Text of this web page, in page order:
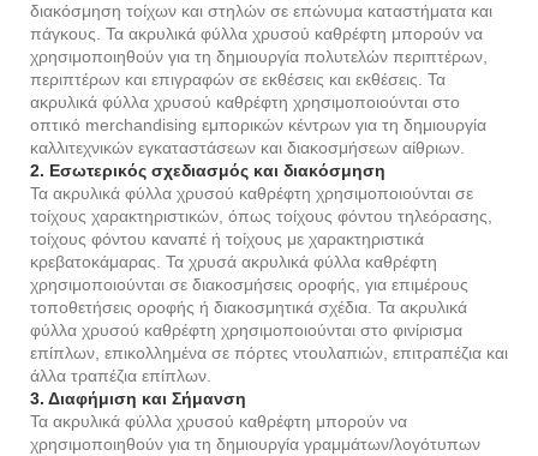
διακόσμηση τοίχων και στηλών σε επώνυμα καταστήματα και
πάγκους. Τα ακρυλικά φύλλα χρυσού καθρέφτη μπορούν να
χρησιμοποιηθούν για τη δημιουργία πολυτελών περιπτέρων,
περιπτέρων και επιγραφών σε εκθέσεις και εκθέσεις. Τα
ακρυλικά φύλλα χρυσού καθρέφτη χρησιμοποιούνται στο
οπτικό merchandising εμπορικών κέντρων για τη δημιουργία
καλλιτεχνικών εγκαταστάσεων και διακοσμήσεων αίθριων.
2. Εσωτερικός σχεδιασμός και διακόσμηση
Τα ακρυλικά φύλλα χρυσού καθρέφτη χρησιμοποιούνται σε
τοίχους χαρακτηριστικών, όπως τοίχους φόντου τηλεόρασης,
τοίχους φόντου καναπέ ή τοίχους με χαρακτηριστικά
κρεβατοκάμαρας. Τα χρυσά ακρυλικά φύλλα καθρέφτη
χρησιμοποιούνται σε διακοσμήσεις οροφής, για επιμέρους
τοποθετήσεις οροφής ή διακοσμητικά σχέδια. Τα ακρυλικά
φύλλα χρυσού καθρέφτη χρησιμοποιούνται στο φινίρισμα
επίπλων, επικολλημένα σε πόρτες ντουλαπιών, επιτραπέζια και
άλλα τραπέζια επίπλων.
3. Διαφήμιση και Σήμανση
Τα ακρυλικά φύλλα χρυσού καθρέφτη μπορούν να
χρησιμοποιηθούν για τη δημιουργία γραμμάτων/λογότυπων